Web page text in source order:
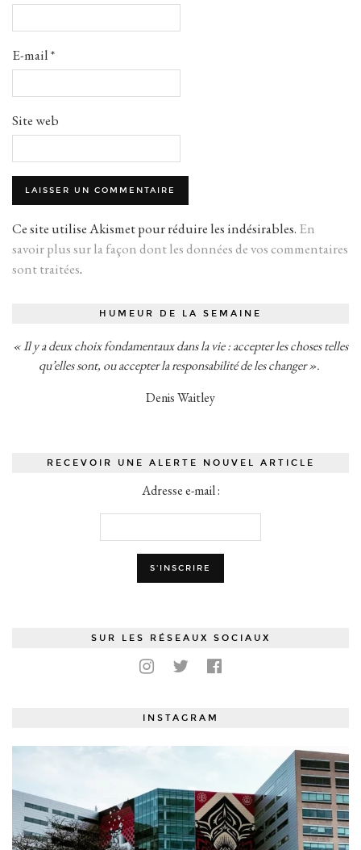
E-mail*
Site web
Ce site utilise Akismet pour réduire les indésirables. En
savoir plus sur la façon dont les données de vos commentaires
sont traitées.
HUMEUR DE LA SEMAINE
« Il y a deux choix fondamentaux dans la vie : accepter les choses telles
qu’elles sont, ou accepter la responsabilité de les changer ».
Denis Waitley
RECEVOIR UNE ALERTE NOUVEL ARTICLE
Adresse e-mail :
SUR LES RÉSEAUX SOCIAUX
INSTAGRAM